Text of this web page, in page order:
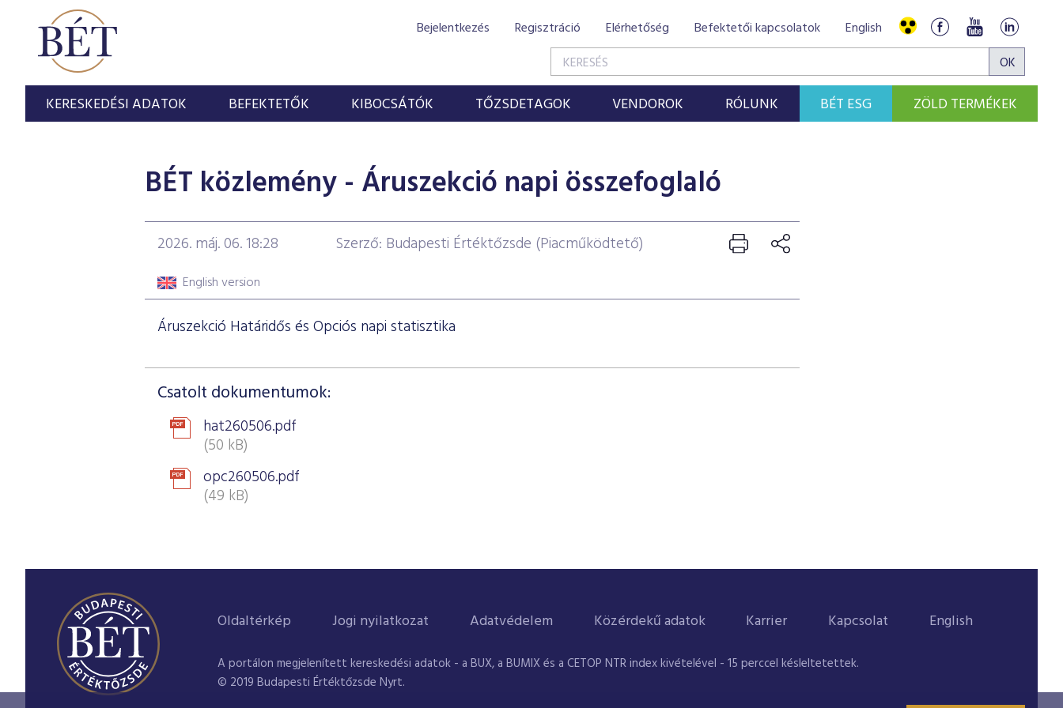
Bejelentkezés Regisztráció Elérhetőség Befektetői kapcsolatok English
KERESKEDÉSI ADATOK BEFEKTETŐK KIBOCSÁTÓK TŐZSDETAGOK VENDOROK RÓLUNK BÉT ESG ZÖLD TERMÉKEK
BÉT közlemény - Áruszekció napi összefoglaló
2026. máj. 06. 18:28 Szerző: Budapesti Értéktőzsde (Piacműködtető)
English version
Áruszekció Határidős és Opciós napi statisztika
Csatolt dokumentumok:
hat260506.pdf
(50 kB)
opc260506.pdf
(49 kB)
Oldaltérkép Jogi nyilatkozat Adatvédelem Közérdekű adatok Karrier Kapcsolat English
A portálon megjelenített kereskedési adatok - a BUX, a BUMIX és a CETOP NTR index kivételével - 15 perccel késleltetettek.
© 2019 Budapesti Értéktőzsde Nyrt.